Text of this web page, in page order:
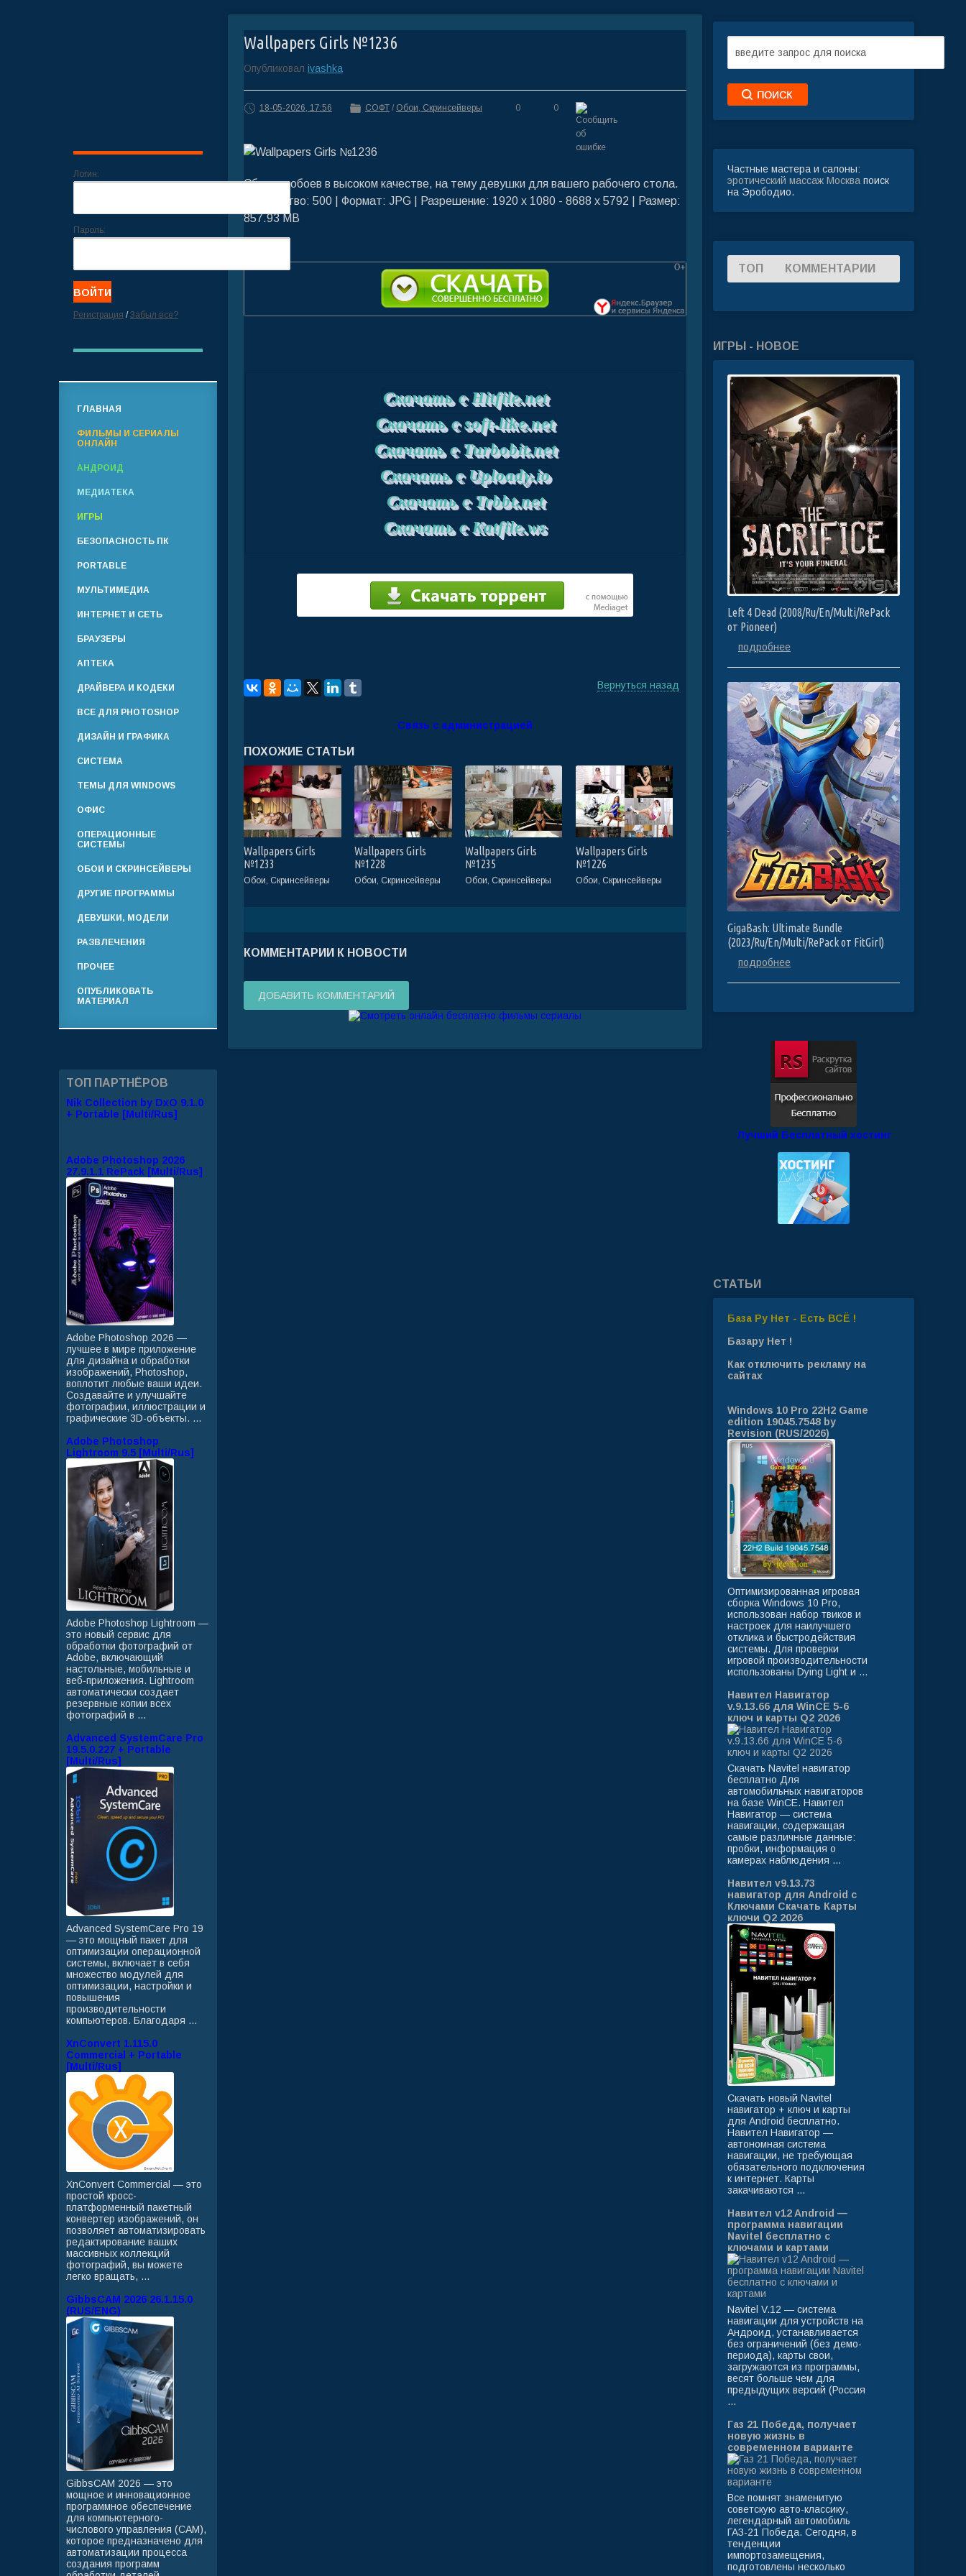
Wallpapers Girls №1236
Опубликовал ivashka
18-05-2026, 17:56 СОФТ / Обои, Скринсейверы 0 0
Сборник обоев в высоком качестве, на тему девушки для вашего рабочего стола.
Количество: 500 | Формат: JPG | Разрешение: 1920 x 1080 - 8688 x 5792 | Размер:
857.93 MB
Скачать с Hitfile.net
Скачать с soft-like.net
Скачать с Turbobit.net
Скачать с Uploady.io
Скачать с Trbbt.net
Скачать с Katfile.ws
Вернуться назад
Связь с администрацией
ПОХОЖИЕ СТАТЬИ
Wallpapers Girls
№1233
Обои, Скринсейверы
Wallpapers Girls
№1228
Обои, Скринсейверы
Wallpapers Girls
№1235
Обои, Скринсейверы
Wallpapers Girls
№1226
Обои, Скринсейверы
КОММЕНТАРИИ К НОВОСТИ
ДОБАВИТЬ КОММЕНТАРИЙ
Логин:
Пароль:
Регистрация /Забыл все?
ГЛАВНАЯ
ФИЛЬМЫ И СЕРИАЛЫ
ОНЛАЙН
АНДРОИД
МЕДИАТЕКА
ИГРЫ
БЕЗОПАСНОСТЬ ПК
PORTABLE
МУЛЬТИМЕДИА
ИНТЕРНЕТ И СЕТЬ
БРАУЗЕРЫ
АПТЕКА
ДРАЙВЕРА И КОДЕКИ
ВСЕ ДЛЯ PHOTOSHOP
ДИЗАЙН И ГРАФИКА
СИСТЕМА
ТЕМЫ ДЛЯ WINDOWS
ОФИС
ОПЕРАЦИОННЫЕ
СИСТЕМЫ
ОБОИ И СКРИНСЕЙВЕРЫ
ДРУГИЕ ПРОГРАММЫ
ДЕВУШКИ, МОДЕЛИ
РАЗВЛЕЧЕНИЯ
ПРОЧЕЕ
ОПУБЛИКОВАТЬ
МАТЕРИАЛ
ТОП ПАРТНЁРОВ
Nik Collection by DxO 9.1.0
+ Portable [Multi/Rus]
Adobe Photoshop 2026
27.9.1.1 RePack [Multi/Rus]
Adobe Photoshop 2026 —
лучшее в мире приложение
для дизайна и обработки
изображений, Photoshop,
воплотит любые ваши идеи.
Создавайте и улучшайте
фотографии, иллюстрации и
графические 3D-объекты. ...
Adobe Photoshop
Lightroom 9.5 [Multi/Rus]
Adobe Photoshop Lightroom —
это новый сервис для
обработки фотографий от
Adobe, включающий
настольные, мобильные и
веб-приложения. Lightroom
автоматически создает
резервные копии всех
фотографий в ...
Advanced SystemCare Pro
19.5.0.227 + Portable
[Multi/Rus]
Advanced SystemCare Pro 19
— это мощный пакет для
оптимизации операционной
системы, включает в себя
множество модулей для
оптимизации, настройки и
повышения
производительности
компьютеров. Благодаря ...
XnConvert 1.115.0
Commercial + Portable
[Multi/Rus]
XnConvert Commercial — это
простой кросс-
платформенный пакетный
конвертер изображений, он
позволяет автоматизировать
редактирование ваших
массивных коллекций
фотографий, вы можете
легко вращать, ...
GibbsCAM 2026 26.1.15.0
(RUS/ENG)
GibbsCAM 2026 — это
мощное и инновационное
программное обеспечение
для компьютерного-
числового управления (CAM),
которое предназначено для
автоматизации процесса
создания программ
Частные мастера и салоны:
эротический массаж Москва поиск
на Эрободио.
ТОП КОММЕНТАРИИ
ИГРЫ - НОВОЕ
Left 4 Dead (2008/Ru/En/Multi/RePack
от Pioneer)
подробнее
GigaBash: Ultimate Bundle
(2023/Ru/En/Multi/RePack от FitGirl)
подробнее
Лучший Бесплатный хостинг
СТАТЬИ
База Ру Нет - Есть ВСЁ !
Базару Нет !
Как отключить рекламу на
сайтах
Windows 10 Pro 22H2 Game
edition 19045.7548 by
Revision (RUS/2026)
Оптимизированная игровая
сборка Windows 10 Pro,
использован набор твиков и
настроек для наилучшего
отклика и быстродействия
системы. Для проверки
игровой производительности
использованы Dying Light и ...
Навител Навигатор
v.9.13.66 для WinCE 5-6
ключ и карты Q2 2026
Скачать Navitel навигатор
бесплатно Для
автомобильных навигаторов
на базе WinCE. Навител
Навигатор — система
навигации, содержащая
самые различные данные:
пробки, информация о
камерах наблюдения ...
Навител v9.13.73
навигатор для Android с
Ключами Скачать Карты
ключи Q2 2026
Скачать новый Navitel
навигатор + ключ и карты
для Android бесплатно.
Навител Навигатор —
автономная система
навигации, не требующая
обязательного подключения
к интернет. Карты
закачиваются ...
Навител v12 Android —
программа навигации
Navitel бесплатно с
ключами и картами
Navitel V.12 — система
навигации для устройств на
Андроид, устанавливается
без ограничений (без демо-
периода), карты свои,
загружаются из программы,
весят больше чем для
предыдущих версий (Россия
...
Газ 21 Победа, получает
новую жизнь в
современном варианте
Все помнят знаменитую
советскую авто-классику,
легендарный автомобиль
ГАЗ-21 Победа. Сегодня, в
тенденции
импортозамещения,
подготовлены несколько